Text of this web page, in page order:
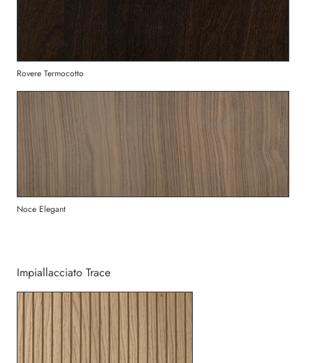
Rovere Termocotto
Noce Elegant
Impiallacciato Trace